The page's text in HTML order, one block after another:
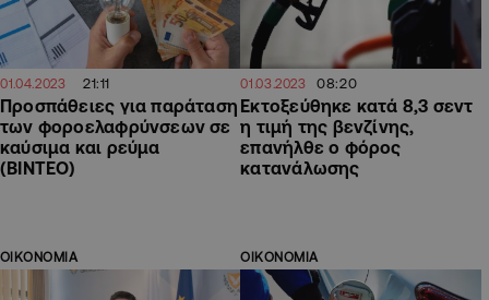
01.04.2023 21:11
Προσπάθειες για παράταση
των φοροελαφρύνσεων σε
καύσιμα και ρεύμα
(ΒΙΝΤΕΟ)
01.03.2023 08:20
Εκτοξεύθηκε κατά 8,3 σεντ
η τιμή της βενζίνης,
επανήλθε ο φόρος
κατανάλωσης
ΟΙΚΟΝΟΜΙΑ ΟΙΚΟΝΟΜΙΑ